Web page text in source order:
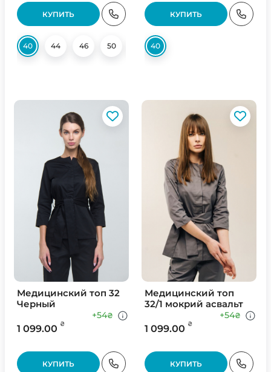
КУПИТЬ
40 44 46 50 54
КУПИТЬ
40
Медицинский топ 32
Черный
1 099.00 ₴
+54₴
КУПИТЬ
Медицинский топ
32/1 мокрий асвальт
1 099.00 ₴
+54₴
КУПИТЬ